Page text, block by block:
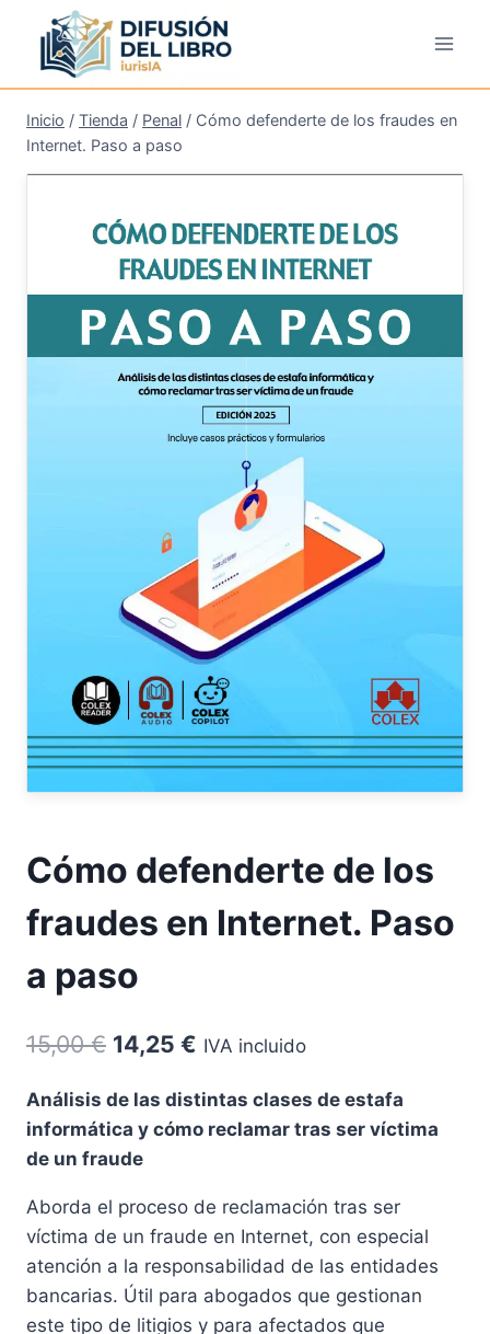
contenido
Inicio / Tienda / Penal / Cómo defenderte de los fraudes en
Internet. Paso a paso
Cómo defenderte de los
fraudes en Internet. Paso
a paso
15,00€ El
original
era:
14,25 € El
actual
14,25 €.
IVA incluido
Análisis de las distintas clases de estafa
informática y cómo reclamar tras ser víctima
de un fraude
Aborda el proceso de reclamación tras ser
víctima de un fraude en Internet, con especial
atención a la responsabilidad de las entidades
bancarias. Útil para abogados que gestionan
este tipo de litigios y para afectados que